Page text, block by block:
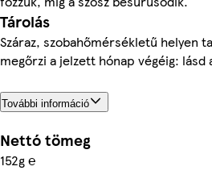
Tárolás
Száraz, szobahőmérsékletű helyen
megőrzi a jelzett hónap végéig: lásd
További információ
Nettó tömeg
152g ℮